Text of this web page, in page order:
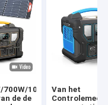
700W/1000W
de de
Van het